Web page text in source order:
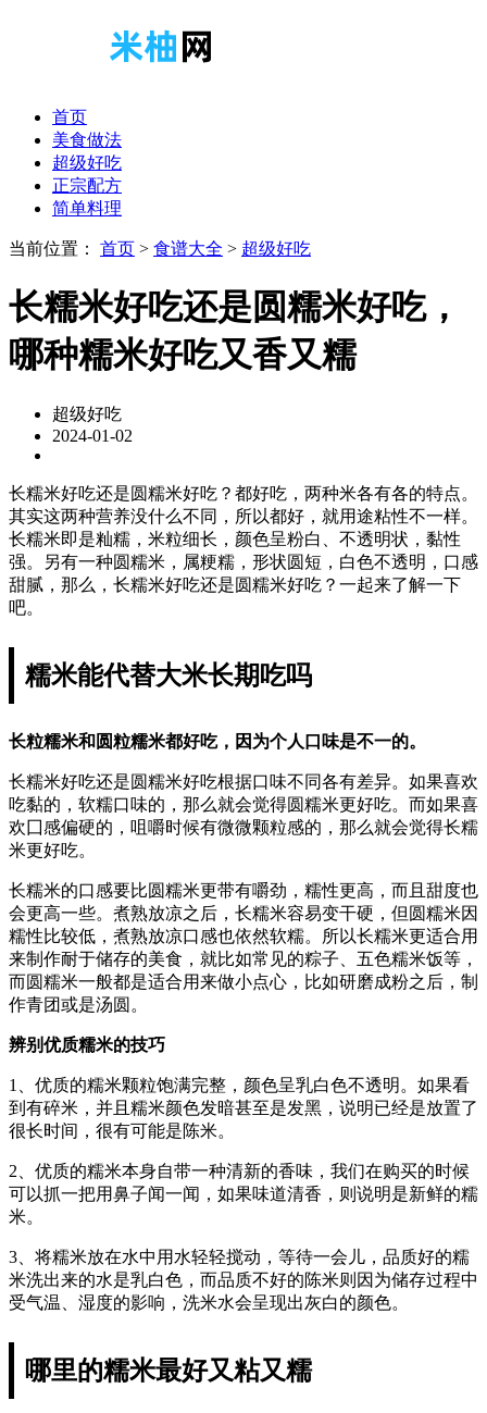
首页
美食做法
超级好吃
正宗配方
简单料理
当前位置： 首页 > 食谱大全 > 超级好吃
长糯米好吃还是圆糯米好吃，
哪种糯米好吃又香又糯
超级好吃
2024-01-02
长糯米好吃还是圆糯米好吃？都好吃，两种米各有各的特点。
其实这两种营养没什么不同，所以都好，就用途粘性不一样。
长糯米即是籼糯，米粒细长，颜色呈粉白、不透明状，黏性
强。另有一种圆糯米，属粳糯，形状圆短，白色不透明，口感
甜腻，那么，长糯米好吃还是圆糯米好吃？一起来了解一下
吧。
糯米能代替大米长期吃吗
长粒糯米和圆粒糯米都好吃，因为个人口味是不一的。
长糯米好吃还是圆糯米好吃根据口味不同各有差异。如果喜欢
吃黏的，软糯口味的，那么就会觉得圆糯米更好吃。而如果喜
欢囗感偏硬的，咀嚼时候有微微颗粒感的，那么就会觉得长糯
米更好吃。
长糯米的口感要比圆糯米更带有嚼劲，糯性更高，而且甜度也
会更高一些。煮熟放凉之后，长糯米容易变干硬，但圆糯米因
糯性比较低，煮熟放凉口感也依然软糯。所以长糯米更适合用
来制作耐于储存的美食，就比如常见的粽子、五色糯米饭等，
而圆糯米一般都是适合用来做小点心，比如研磨成粉之后，制
作青团或是汤圆。
辨别优质糯米的技巧
1、优质的糯米颗粒饱满完整，颜色呈乳白色不透明。如果看
到有碎米，并且糯米颜色发暗甚至是发黑，说明已经是放置了
很长时间，很有可能是陈米。
2、优质的糯米本身自带一种清新的香味，我们在购买的时候
可以抓一把用鼻子闻一闻，如果味道清香，则说明是新鲜的糯
米。
3、将糯米放在水中用水轻轻搅动，等待一会儿，品质好的糯
米洗出来的水是乳白色，而品质不好的陈米则因为储存过程中
受气温、湿度的影响，洗米水会呈现出灰白的颜色。
哪里的糯米最好又粘又糯